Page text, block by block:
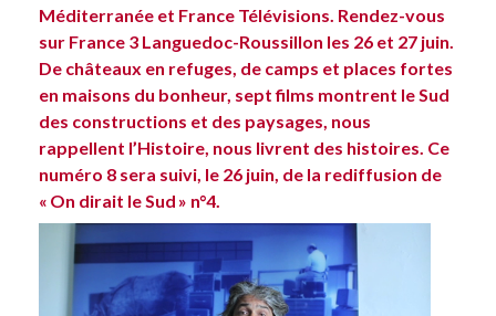
Méditerranée et France Télévisions. Rendez-vous
sur France 3 Languedoc-Roussillon les 26 et 27 juin.
De châteaux en refuges, de camps et places fortes
en maisons du bonheur, sept films montrent le Sud
des constructions et des paysages, nous
rappellent l’Histoire, nous livrent des histoires. Ce
numéro 8 sera suivi, le 26 juin, de la rediffusion de
« On dirait le Sud » n°4.